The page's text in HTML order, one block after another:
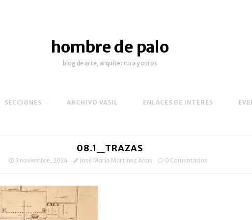
hombre de palo
blog de arte, arquitectura y otros
SECCIONES ARCHIVO VASIL ENLACES DE INTERÉS
08.1_TRAZAS
3 noviembre, 2024 José María Martínez Arias 0 Comentarios